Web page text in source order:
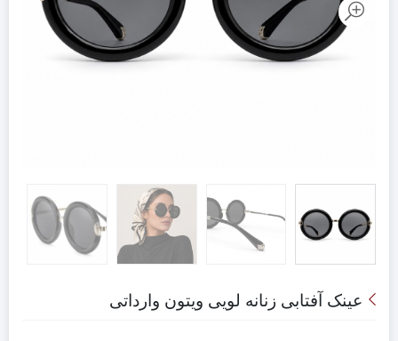
عینک آفتابی زنانه لویی ویتون وارداتی